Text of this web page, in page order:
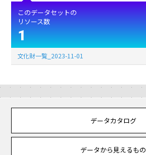
このデータセットの
リソース数
1
文化財一覧_2023-11-01
データカタログ
データから見えるもの